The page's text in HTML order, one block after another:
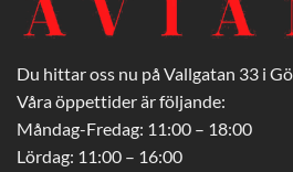
Du hittar oss nu på Vallgatan 33 i
Våra öppettider är följande:
Måndag-Fredag: 11:00 – 18:00
Lördag: 11:00 – 16:00